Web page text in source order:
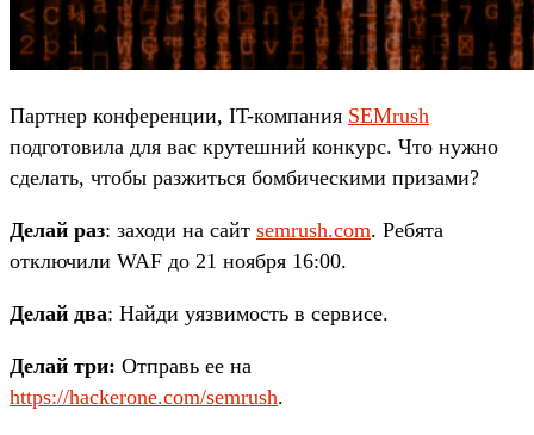
Партнер конференции, IT-компания SEMrush
подготовила для вас крутешний конкурс. Что нужно
сделать, чтобы разжиться бомбическими призами?
Делай раз: заходи на сайт semrush.com. Ребята
отключили WAF до 21 ноября 16:00.
Делай два: Найди уязвимость в сервисе.
Делай три: Отправь ее на
https://hackerone.com/semrush.